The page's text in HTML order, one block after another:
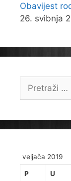
Obavijest
26. svibnja
veljača 2019
P U